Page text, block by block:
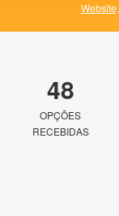
Website,
48
OPÇÕES
RECEBIDAS